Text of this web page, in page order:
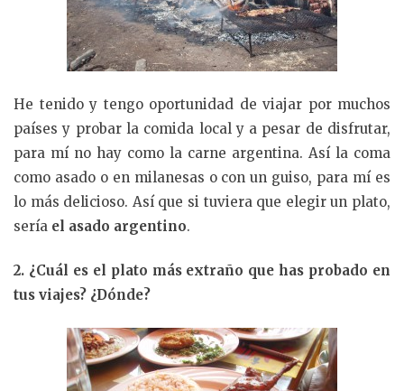
He tenido y tengo oportunidad de viajar por muchos
países y probar la comida local y a pesar de disfrutar,
para mí no hay como la carne argentina. Así la coma
como asado o en milanesas o con un guiso, para mí es
lo más delicioso. Así que si tuviera que elegir un plato,
sería el asado argentino.
2. ¿Cuál es el plato más extraño que has probado en
tus viajes? ¿Dónde?